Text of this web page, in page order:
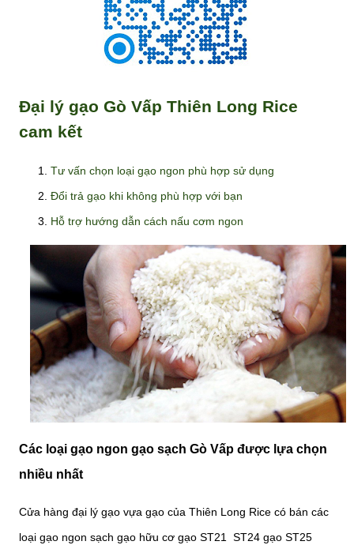
Đại lý gạo Gò Vấp Thiên Long Rice
cam kết
Tư vấn chọn loại gạo ngon phù hợp sử dụng
Đổi trả gạo khi không phù hợp với bạn
Hỗ trợ hướng dẫn cách nấu cơm ngon
Các loại gạo ngon gạo sạch Gò Vấp được lựa chọn
nhiều nhất
Cửa hàng đại lý gạo vựa gạo của Thiên Long Rice có bán các
loại gạo ngon sạch gạo hữu cơ gạo ST21 ST24 gạo ST25